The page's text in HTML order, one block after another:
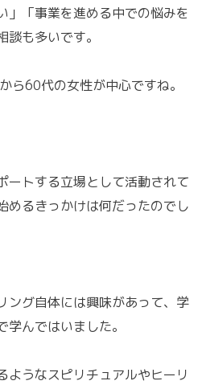
」「事業を進める中での悩みを
も多いです。
ら60代の女性が中心ですね。
ートする立場として活動されて
めるきっかけは何だったのでし
ング自体には興味があって、学
んではいました。
ようなスピリチュアルやヒーリ